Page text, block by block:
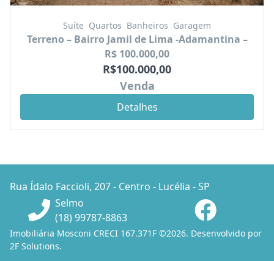
Suíte Quartos Banheiros Garagem
Terreno – Bairro Jamil de Lima -Adamantina –
R$ 100.000,00
R$100.000,00
Venda
Detalhes
Rua Ídalo Faccioli, 207 - Centro - Lucélia - SP
Selmo
(18) 99787-8863
Imobiliária Mosconi CRECI 167.371F ©2026. Desenvolvido por
2F Solutions.